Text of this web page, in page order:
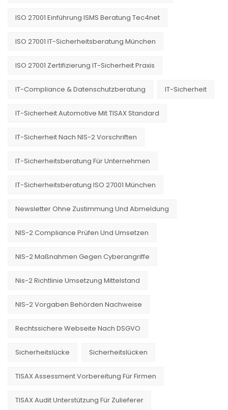
ISO 27001 Einführung ISMS Beratung Tec4net
ISO 27001 IT-Sicherheitsberatung München
ISO 27001 Zertifizierung IT-Sicherheit Praxis
IT-Compliance & Datenschutzberatung IT-Sicherheit
IT-Sicherheit Automotive Mit TISAX Standard
IT-Sicherheit Nach NIS-2 Vorschriften
IT-Sicherheitsberatung Für Unternehmen
IT-Sicherheitsberatung ISO 27001 München
Newsletter Ohne Zustimmung Und Abmeldung
NIS-2 Compliance Prüfen Und Umsetzen
NIS-2 Maßnahmen Gegen Cyberangriffe
Nis-2 Richtlinie Umsetzung Mittelstand
NIS-2 Vorgaben Behörden Nachweise
Rechtssichere Webseite Nach DSGVO
Sicherheitslücke Sicherheitslücken
TISAX Assessment Vorbereitung Für Firmen
TISAX Audit Unterstützung Für Zulieferer